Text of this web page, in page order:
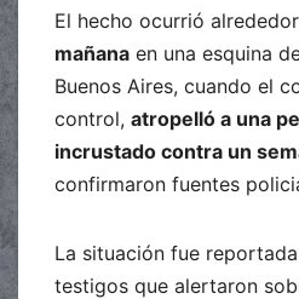
El hecho ocurrió
mañana en una esquina
Buenos Aires, cuando el
control, atropelló a una
incrustado contra un
confirmaron fuentes
La situación fue
testigos que alertaron